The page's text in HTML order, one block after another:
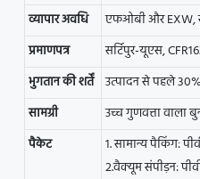
व्यापार अवधि
एफओबी और
प्रमाणपत्र
सर्टिपुर-यूएस,
भुगतान की शर्तें उत्पादन से पहले
सामग्री
उच्च गुणवत्ता वाला
पैकेट
1. सामान्य पैकिंग:
2.वैक्यूम संपीड़न: